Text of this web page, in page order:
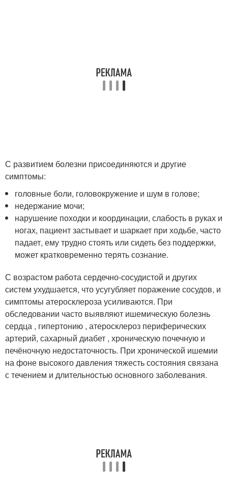
С развитием болезни присоединяются и другие
симптомы:
головные боли, головокружение и шум в голове;
недержание мочи;
нарушение походки и координации, слабость в руках и
ногах, пациент застывает и шаркает при ходьбе, часто
падает, ему трудно стоять или сидеть без поддержки,
может кратковременно терять сознание.
С возрастом работа сердечно-сосудистой и других
систем ухудшается, что усугубляет поражение сосудов, и
симптомы атеросклероза усиливаются. При
обследовании часто выявляют ишемическую болезнь
сердца , гипертонию , атеросклероз периферических
артерий, сахарный диабет , хроническую почечную и
печёночную недостаточность. При хронической ишемии
на фоне высокого давления тяжесть состояния связана
с течением и длительностью основного заболевания.